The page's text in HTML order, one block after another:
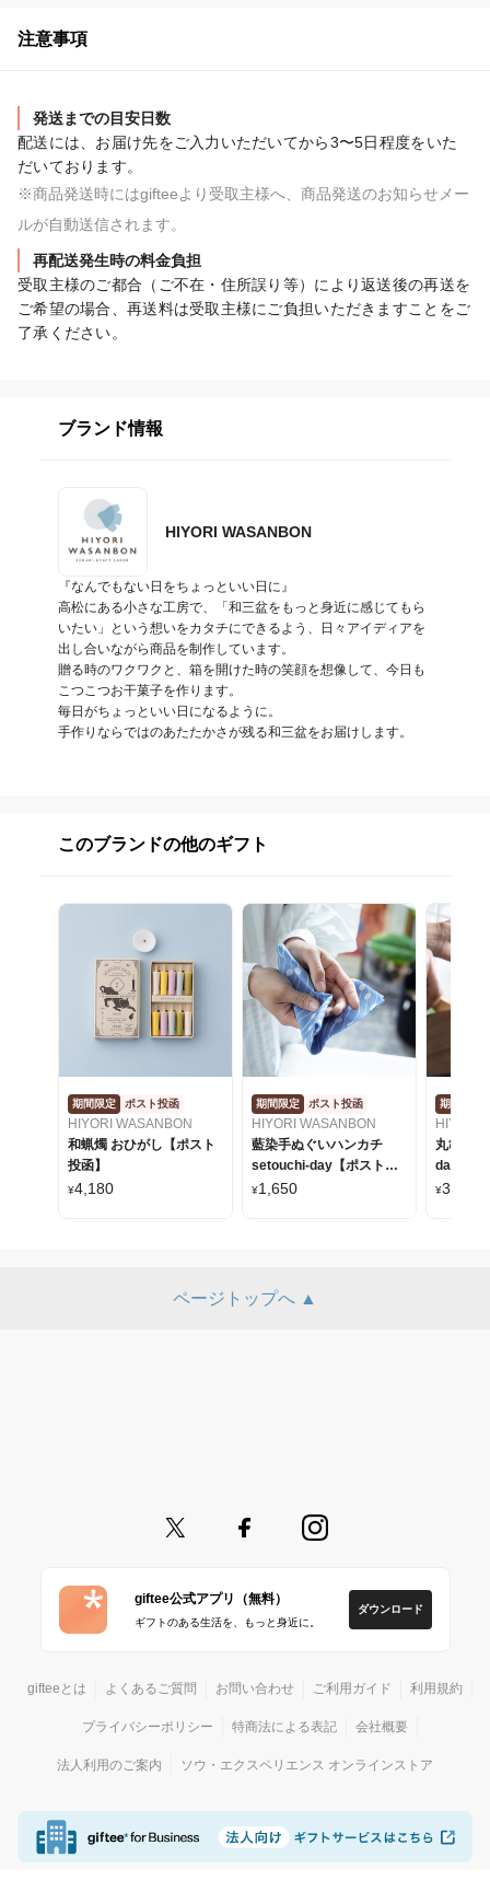
注意事項
発送までの目安日数
配送には、お届け先をご入力いただいてから3〜5日程度をいた
だいております。
※商品発送時にはgifteeより受取主様へ、商品発送のお知らせメー
ルが自動送信されます。
再配送発生時の料金負担
受取主様のご都合（ご不在・住所誤り等）により返送後の再送を
ご希望の場合、再送料は受取主様にご負担いただきますことをご
了承ください。
ブランド情報
HIYORI WASANBON
『なんでもない日をちょっといい日に』
高松にある小さな工房で、「和三盆をもっと身近に感じてもら
いたい」という想いをカタチにできるよう、日々アイディアを
出し合いながら商品を制作しています。
贈る時のワクワクと、箱を開けた時の笑顔を想像して、今日も
こつこつお干菓子を作ります。
毎日がちょっといい日になるように。
手作りならではのあたたかさが残る和三盆をお届けします。
このブランドの他のギフト
期間限定 ポスト投函
HIYORI WASANBON
和蝋燭 おひがし【ポスト
投函】
¥4,180
期間限定 ポスト投函
HIYORI WASANBON
藍染手ぬぐいハンカチ
setouchi-day【ポスト投
函】
¥1,650
期間限定
HIYORI
丸亀う
day【ポ
¥3,520
ページトップへ ▲
giftee公式アプリ（無料）
ギフトのある生活を、もっと身近に。
ダウンロード
gifteeとは よくあるご質問 お問い合わせ ご利用ガイド 利用規約
プライバシーポリシー 特商法による表記 会社概要
法人利用のご案内 ソウ・エクスペリエンス オンラインストア